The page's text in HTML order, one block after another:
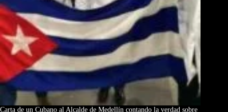
Carta de un Cubano al Alcalde de Medellín contando la verdad sobre